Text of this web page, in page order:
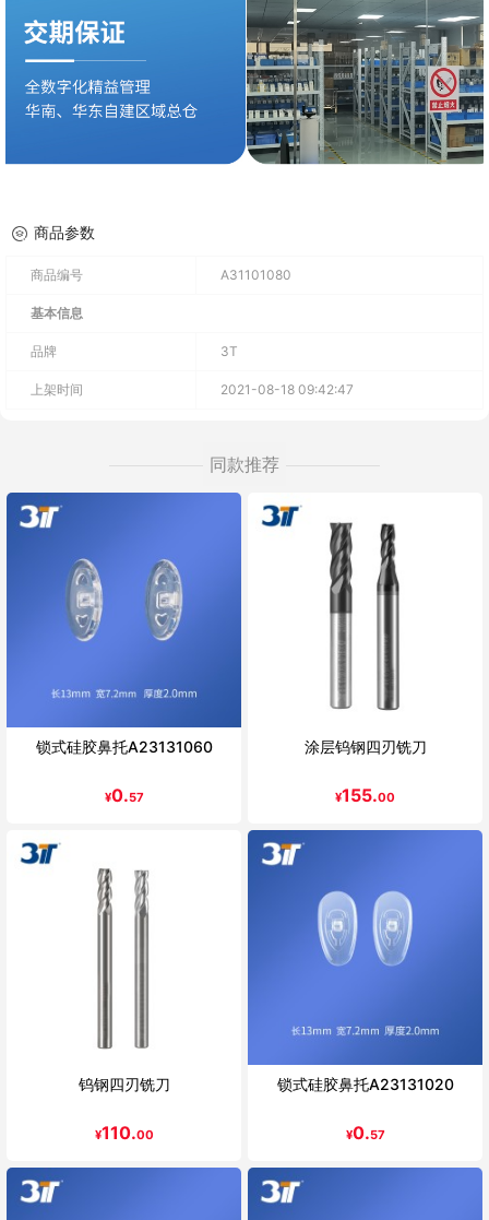
商品参数
商品编号 A31101080
基本信息
品牌 3T
上架时间 2021-08-18 09:42:47
同款推荐
锁式硅胶鼻托A23131060
¥0.57
涂层钨钢四刃铣刀
¥155.00
钨钢四刃铣刀
¥110.00
锁式硅胶鼻托A23131020
¥0.57